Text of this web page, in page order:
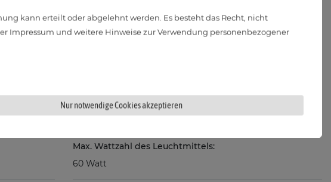
Fassung:
E27
Max. Wattzahl des Leuchtmittels:
60 Watt
kann erteilt oder abgelehnt werden. Es besteht das Recht, nicht
Impressum und weitere Hinweise zur Verwendung personenbezogener
Nur notwendige Cookies akzeptieren